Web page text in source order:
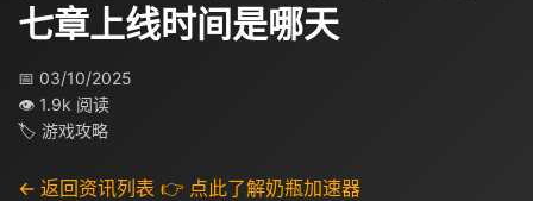
七章上线时间是哪天
📅 03/10/2025
👁 1.9k 阅读
🏷 游戏攻略
← 返回资讯列表 👉 点此了解奶瓶加速器